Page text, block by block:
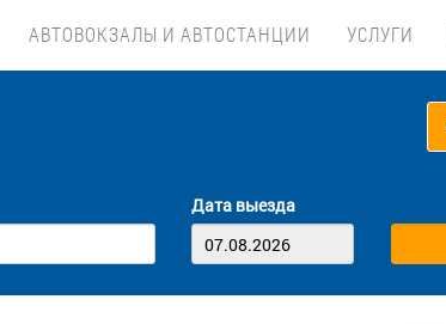
АВТОВОКЗАЛЫ И АВТОСТАНЦИИ УСЛУГИ
Дата выезда